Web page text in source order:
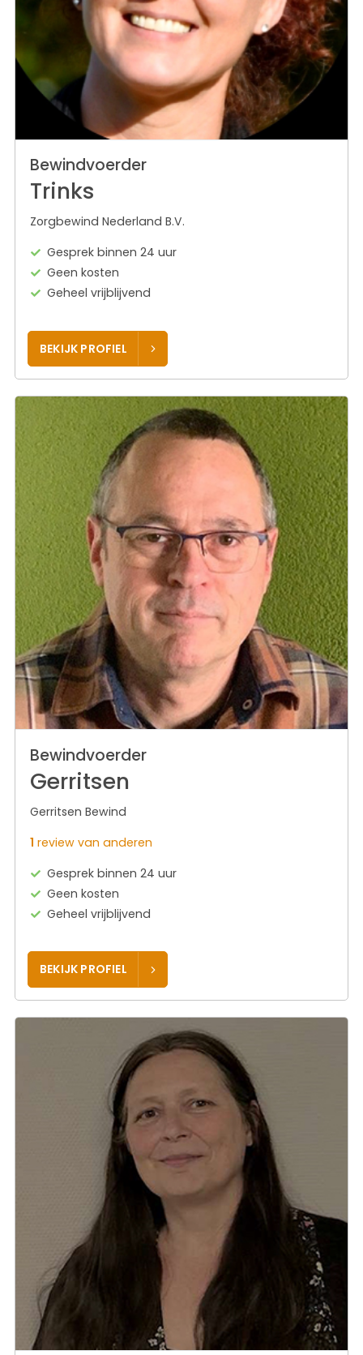
Bewindvoerder
Trinks
Zorgbewind Nederland B.V.
Gesprek binnen 24 uur
Geen kosten
Geheel vrijblijvend
BEKIJK PROFIEL
Bewindvoerder
Gerritsen
Gerritsen Bewind
1 review van anderen
Gesprek binnen 24 uur
Geen kosten
Geheel vrijblijvend
BEKIJK PROFIEL